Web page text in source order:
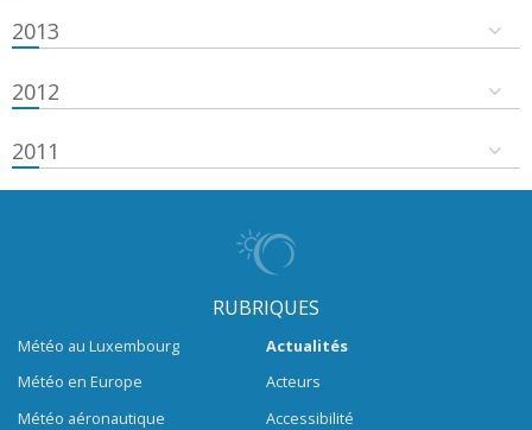
2013
2012
2011
RUBRIQUES
Météo au Luxembourg
Météo en Europe
Météo aéronautique
Actualités
Acteurs
Accessibilité